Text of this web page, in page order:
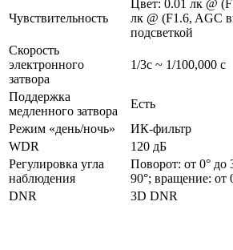
Чувствительность
Цвет: 0.01 лк @
лк @ (F1.6, AGC
подсветкой
Скорость
электронного
затвора
1/3с ~ 1/100,000 с
Поддержка
медленного затвора
Есть
Режим «день/ночь»
ИК-фильтр
WDR
120 дБ
Регулировка угла
наблюдения
Поворот: от 0° до
90°; вращение: от
DNR
3D DNR